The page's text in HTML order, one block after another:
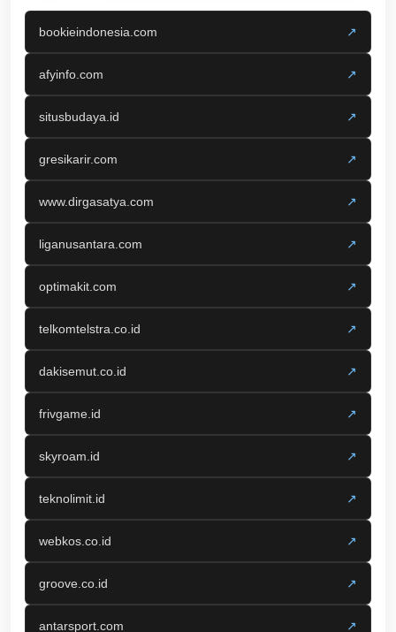
bookieindonesia.com ↗
afyinfo.com ↗
situsbudaya.id ↗
gresikarir.com ↗
www.dirgasatya.com ↗
liganusantara.com ↗
optimakit.com ↗
telkomtelstra.co.id ↗
dakisemut.co.id ↗
frivgame.id ↗
skyroam.id ↗
teknolimit.id ↗
webkos.co.id ↗
groove.co.id ↗
antarsport.com ↗